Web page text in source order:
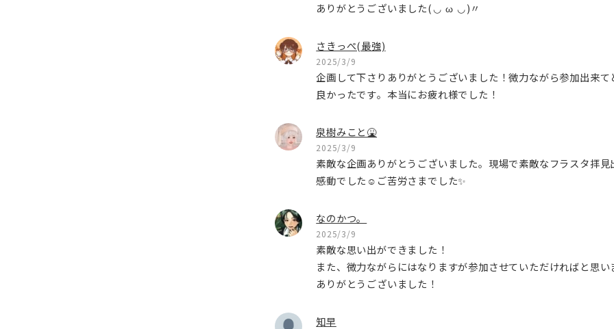
ありがとうございました(⁠◡⁠ ⁠ω⁠ ⁠◡⁠)〃
さきっぺ(最強)
2025/3/9
企画して下さりありがとうございました！微力ながら参加出来て
良かったです。本当にお疲れ様でした！
泉樹みこと🤮
2025/3/9
素敵な企画ありがとうございました。現場で素敵なフラスタ拝見
感動でした☺️ご苦労さまでした✨
なのかつ。
2025/3/9
素敵な思い出ができました！
また、微力ながらにはなりますが参加させていただければと思い
ありがとうございました！
知早